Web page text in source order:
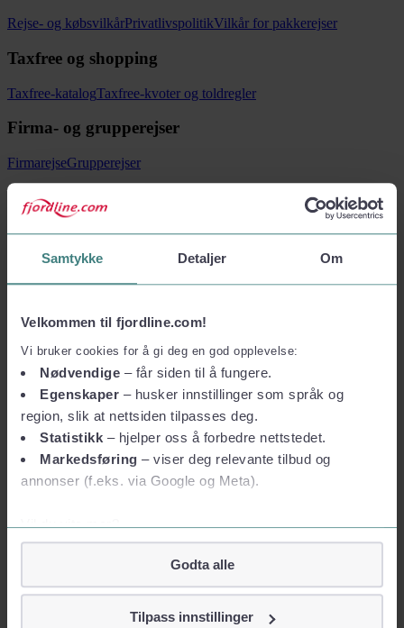
Samtykke Detaljer Om
Velkommen til fjordline.com!
Vi bruker cookies for å gi deg en god opplevelse:
Nødvendige – får siden til å fungere.
Egenskaper – husker innstillinger som språk og
region, slik at nettsiden tilpasses deg.
Statistikk – hjelper oss å forbedre nettstedet.
Markedsføring – viser deg relevante tilbud og
annonser (f.eks. via Google og Meta).
Vil du vite mer?
Om informasjonskapsler
Googles retningslinjer for personvern
Vi tar ditt personvern på alvor
Godta alle
Tilpass innstillinger
Rejse- og købsvilkårPrivatlivspolitikVilkår for pakkerejser
Taxfree og shopping
Taxfree-katalogTaxfree-kvoter og toldregler
Firma- og grupperejser
FirmarejseGrupperejser
Følg os